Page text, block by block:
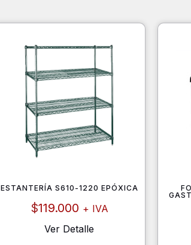
ESTANTERÍA S610-1220 EPÓXICA
$119.000 + IVA
Ver Detalle